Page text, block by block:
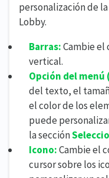
personalización de
Lobby.
Barras:Cambie el
vertical.
Opción del menú
del texto, el
el color de los
puede
la sección
Icono:Cambie el
cursor sobre los